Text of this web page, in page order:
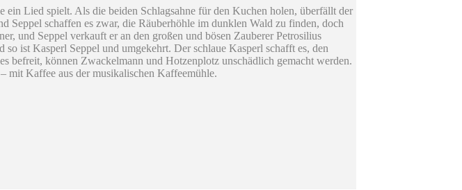
Lied spielt. Als die beiden Schlagsahne für den Kuchen holen, überfällt der
schaffen es zwar, die Räuberhöhle im dunklen Wald zu finden, doch
und Seppel verkauft er an den großen und bösen Zauberer Petrosilius
ist Kasperl Seppel und umgekehrt. Der schlaue Kasperl schafft es, den
befreit, können Zwackelmann und Hotzenplotz unschädlich gemacht werden.
mit Kaffee aus der musikalischen Kaffeemühle.